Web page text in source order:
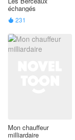
échangés
 231
Mon chauffeur
milliardaire